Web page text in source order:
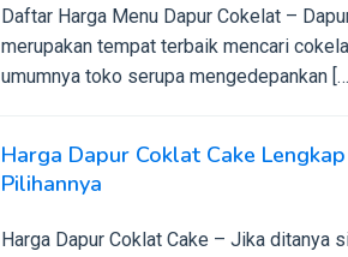
Daftar Harga Menu Dapur Cokelat –
merupakan tempat terbaik mencari
umumnya toko serupa mengedepankan
Harga Dapur Coklat Cake
Pilihannya
Harga Dapur Coklat Cake – Jika ditanya